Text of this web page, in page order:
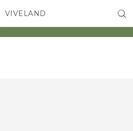
VIVELAND